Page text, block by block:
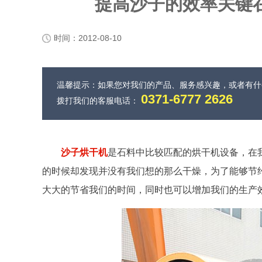
时间：2012-08-10
温馨提示：如果您对我们的产品、服务感兴趣，或者有
拨打我们的客服电话： 0371-6777 2626
沙子烘干机是石料中比较匹配的烘干机设备，
的时候却发现并没有我们想的那么干燥，为了能够
大大的节省我们的时间，同时也可以增加我们的生